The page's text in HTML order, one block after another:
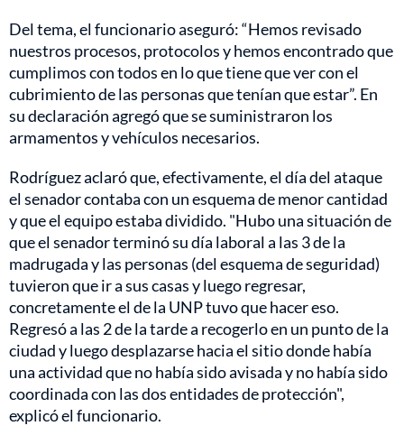
Del tema, el funcionario aseguró: “Hemos revisado
nuestros procesos, protocolos y hemos encontrado que
cumplimos con todos en lo que tiene que ver con el
cubrimiento de las personas que tenían que estar”. En
su declaración agregó que se suministraron los
armamentos y vehículos necesarios.
Rodríguez aclaró que, efectivamente, el día del ataque
el senador contaba con un esquema de menor cantidad
y que el equipo estaba dividido. "Hubo una situación de
que el senador terminó su día laboral a las 3 de la
madrugada y las personas (del esquema de seguridad)
tuvieron que ir a sus casas y luego regresar,
concretamente el de la UNP tuvo que hacer eso.
Regresó a las 2 de la tarde a recogerlo en un punto de la
ciudad y luego desplazarse hacia el sitio donde había
una actividad que no había sido avisada y no había sido
coordinada con las dos entidades de protección",
explicó el funcionario.